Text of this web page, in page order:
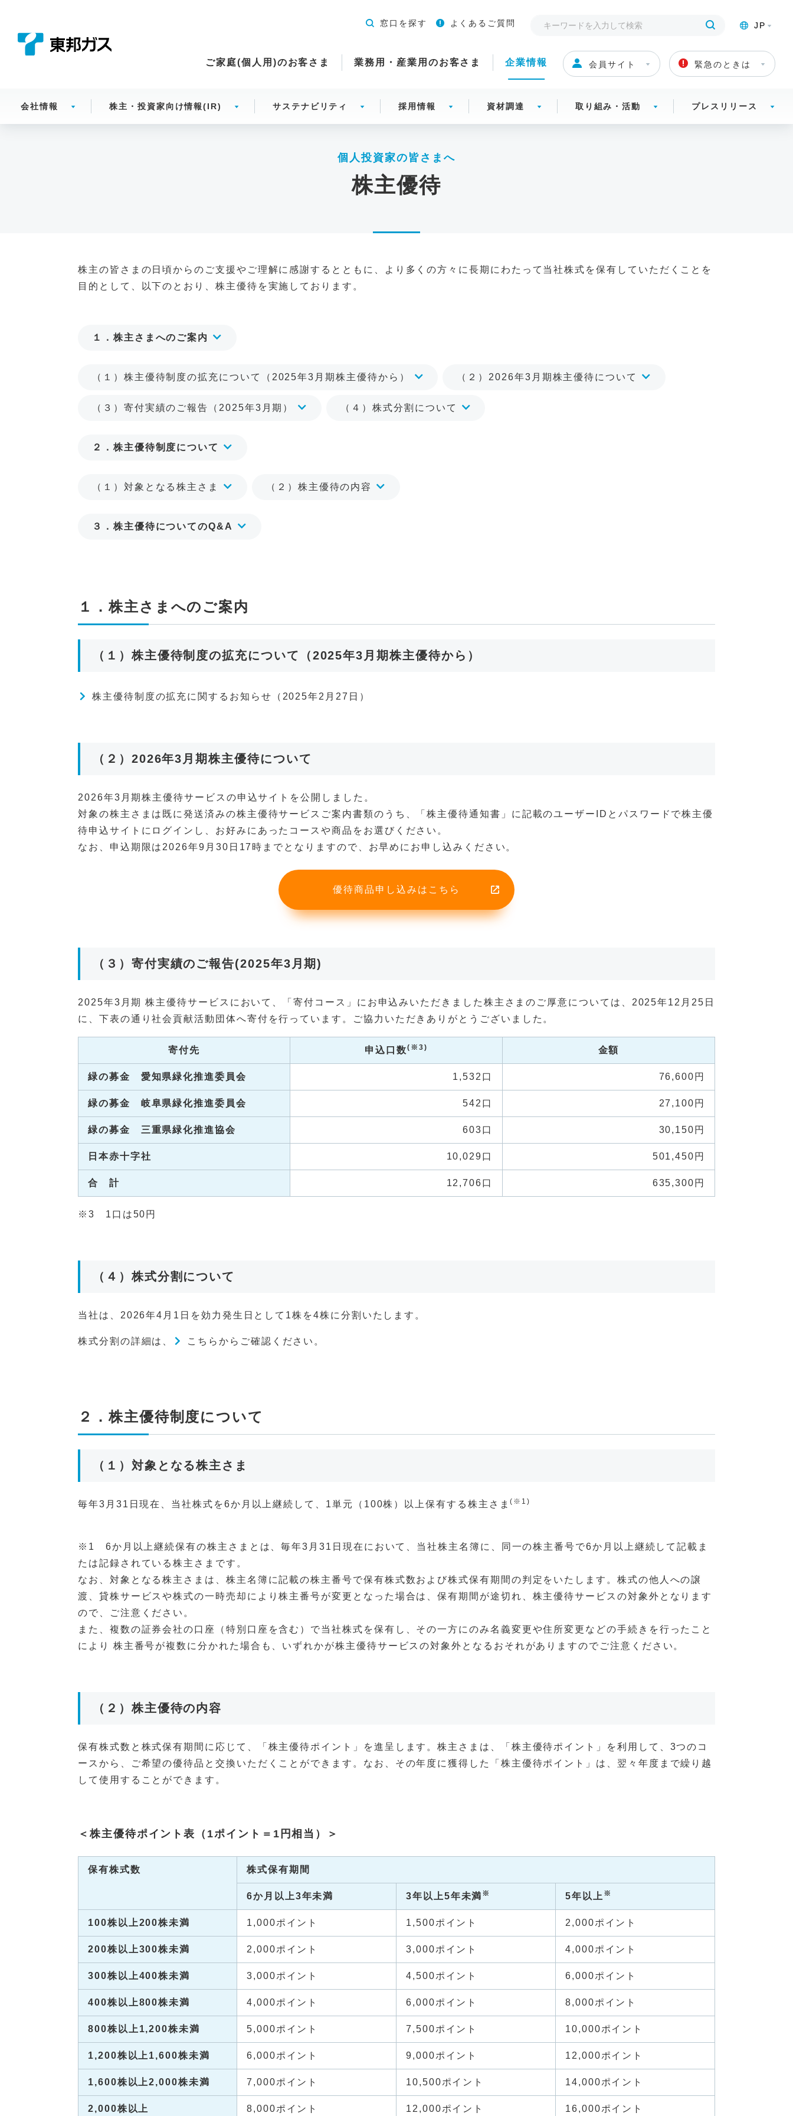
文
会員サイト 緊急のときは
JP
ご家庭(個人用)のお客さま 業務用・産業用のお客さま 企業情報
窓口を探す よくあるご質問
会社情報 株主・投資家向け情報(IR) サステナビリティ 採用情報 資材調達 取り組み・活動 プレスリリース
個人投資家の皆さまへ
株主優待
株主の皆さまの日頃からのご支援やご理解に感謝するとともに、より多くの方々に長期にわたって当社株式を保有していただくことを
目的として、以下のとおり、株主優待を実施しております。
１．株主さまへのご案内
（１）株主優待制度の拡充について（2025年3月期株主優待から） （２）2026年3月期株主優待について
（３）寄付実績のご報告（2025年3月期） （４）株式分割について
２．株主優待制度について
（１）対象となる株主さま （２）株主優待の内容
３．株主優待についてのQ&A
１．株主さまへのご案内
（１）株主優待制度の拡充について（2025年3月期株主優待から）
株主優待制度の拡充に関するお知らせ（2025年2月27日）
（２）2026年3月期株主優待について
2026年3月期株主優待サービスの申込サイトを公開しました。
対象の株主さまは既に発送済みの株主優待サービスご案内書類のうち、「株主優待通知書」に記載のユーザーIDとパスワードで株主優
待申込サイトにログインし、お好みにあったコースや商品をお選びください。
なお、申込期限は2026年9月30日17時までとなりますので、お早めにお申し込みください。
優待商品申し込みはこちら
（３）寄付実績のご報告(2025年3月期)
2025年3月期 株主優待サービスにおいて、「寄付コース」にお申込みいただきました株主さまのご厚意については、2025年12月25日
に、下表の通り社会貢献活動団体へ寄付を行っています。ご協力いただきありがとうございました。
寄付先 申込口数(※3) 金額
緑の募金 愛知県緑化推進委員会 1,532口 76,600円
緑の募金 岐阜県緑化推進委員会 542口 27,100円
緑の募金 三重県緑化推進協会 603口 30,150円
日本赤十字社 10,029口 501,450円
合 計 12,706口 635,300円
※3 1口は50円
（４）株式分割について
当社は、2026年4月1日を効力発生日として1株を4株に分割いたします。
株式分割の詳細は、 こちらからご確認ください。
２．株主優待制度について
（１）対象となる株主さま
毎年3月31日現在、当社株式を6か月以上継続して、1単元（100株）以上保有する株主さま(※1)
※1 6か月以上継続保有の株主さまとは、毎年3月31日現在において、当社株主名簿に、同一の株主番号で6か月以上継続して記載ま
たは記録されている株主さまです。
なお、対象となる株主さまは、株主名簿に記載の株主番号で保有株式数および株式保有期間の判定をいたします。株式の他人への譲
渡、貸株サービスや株式の一時売却により株主番号が変更となった場合は、保有期間が途切れ、株主優待サービスの対象外となります
ので、ご注意ください。
また、複数の証券会社の口座（特別口座を含む）で当社株式を保有し、その一方にのみ名義変更や住所変更などの手続きを行ったこと
により 株主番号が複数に分かれた場合も、いずれかが株主優待サービスの対象外となるおそれがありますのでご注意ください。
（２）株主優待の内容
保有株式数と株式保有期間に応じて、「株主優待ポイント」を進呈します。株主さまは、「株主優待ポイント」を利用して、3つのコ
ースから、ご希望の優待品と交換いただくことができます。なお、その年度に獲得した「株主優待ポイント」は、翌々年度まで繰り越
して使用することができます。
＜株主優待ポイント表（1ポイント＝1円相当）＞
保有株式数 株式保有期間
6か月以上3年未満 3年以上5年未満 ※ 5年以上 ※
100株以上200株未満 1,000ポイント 1,500ポイント 2,000ポイント
200株以上300株未満 2,000ポイント 3,000ポイント 4,000ポイント
300株以上400株未満 3,000ポイント 4,500ポイント 6,000ポイント
400株以上800株未満 4,000ポイント 6,000ポイント 8,000ポイント
800株以上1,200株未満 5,000ポイント 7,500ポイント 10,000ポイント
1,200株以上1,600株未満 6,000ポイント 9,000ポイント 12,000ポイント
1,600株以上2,000株未満 7,000ポイント 10,500ポイント 14,000ポイント
2,000株以上 8,000ポイント 12,000ポイント 16,000ポイント